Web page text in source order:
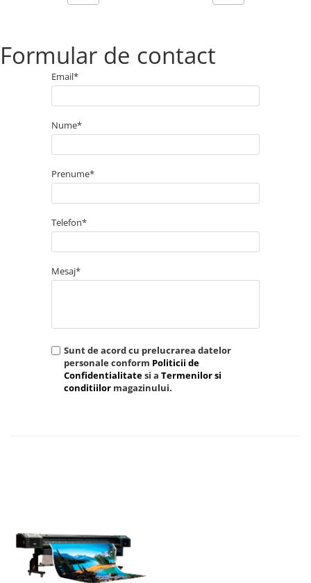
Formular de contact
Email*
Nume*
Prenume*
Telefon*
Mesaj*
Sunt de acord cu prelucrarea datelor
personale conform Politicii de
Confidentialitatesi a Termenilor si
conditiilor magazinului.